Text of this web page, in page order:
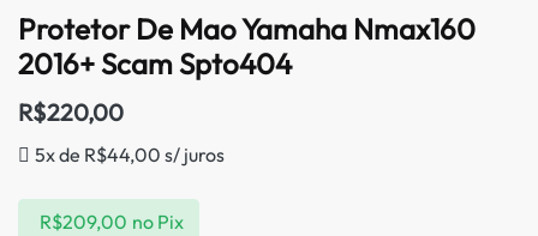
Protetor De Mao Yamaha Nmax160
2016+ Scam Spto404
R$220,00
5x de R$44,00 s/ juros
R$209,00 no Pix